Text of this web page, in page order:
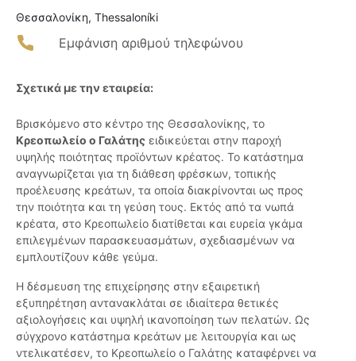
Θεσσαλονίκη, Thessaloníki
Εμφάνιση αριθμού τηλεφώνου
Σχετικά με την εταιρεία:
Βρισκόμενο στο κέντρο της Θεσσαλονίκης, το
Κρεοπωλείο ο Γαλάτης ειδικεύεται στην παροχή
υψηλής ποιότητας προϊόντων κρέατος. Το κατάστημα
αναγνωρίζεται για τη διάθεση φρέσκων, τοπικής
προέλευσης κρεάτων, τα οποία διακρίνονται ως προς
την ποιότητα και τη γεύση τους. Εκτός από τα νωπά
κρέατα, στο Κρεοπωλείο διατίθεται και ευρεία γκάμα
επιλεγμένων παρασκευασμάτων, σχεδιασμένων να
εμπλουτίζουν κάθε γεύμα.
Η δέσμευση της επιχείρησης στην εξαιρετική
εξυπηρέτηση αντανακλάται σε ιδιαίτερα θετικές
αξιολογήσεις και υψηλή ικανοποίηση των πελατών. Ως
σύγχρονο κατάστημα κρεάτων με λειτουργία και ως
ντελικατέσεν, το Κρεοπωλείο ο Γαλάτης καταφέρνει να